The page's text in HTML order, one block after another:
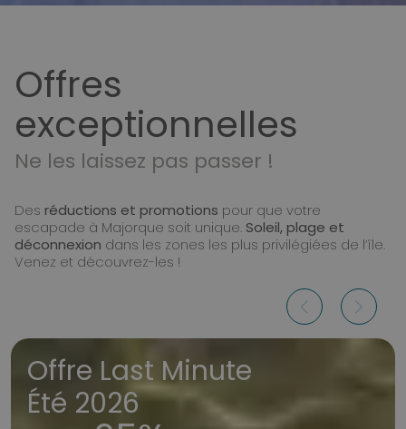
Offres
exceptionnelles
Ne les laissez pas passer !
Desréductions et promotions pour que votre
escapade à Majorque soit unique. Soleil, plage et
déconnexion dans les zones les plus privilégiées de l’île.
Venez et découvrez-les !
Offre Last Minute
Été 2026